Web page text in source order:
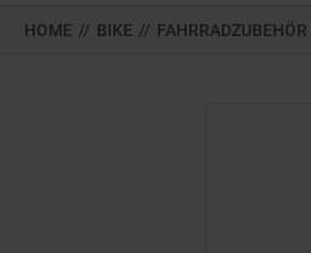
HOME // BIKE // FAHRRADZUBEHÖR